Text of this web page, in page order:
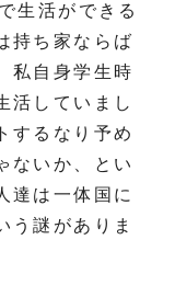
生活ができる
持ち家ならば
私自身学生時
活していまし
するなり予め
ないか、とい
達は一体国に
う謎がありま